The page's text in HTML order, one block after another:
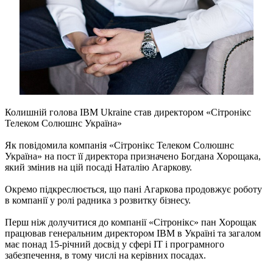
Колишній голова IBM Ukraine став директором «Сітронікс
Телеком Солюшнс Україна»
Як повідомила компанія «Сітронікс Телеком Солюшнс
Україна» на пост її директора призначено Богдана Хорощака,
який змінив на цій посаді Наталію Агаркову.
Окремо підкреслюється, що пані Агаркова продовжує роботу
в компанії у ролі радника з розвитку бізнесу.
Перш ніж долучитися до компанії «Сітронікс» пан Хорощак
працював генеральним директором IBM в Україні та загалом
має понад 15-річний досвід у сфері ІТ і програмного
забезпечення, в тому числі на керівних посадах.